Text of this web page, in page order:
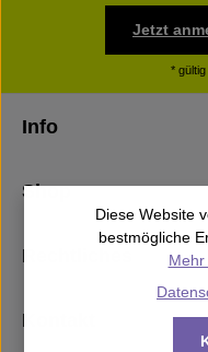
Jetzt
*
Info
Shop
Rechtliches
Kontakt
Diese Website
bestmögliche